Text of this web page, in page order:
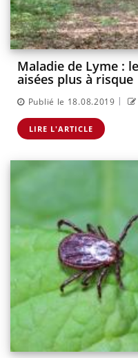
Maladie de Lyme :
aisées plus à risque
Publié le 18.08.2019 |
LIRE L'ARTICLE